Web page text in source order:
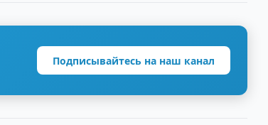
Подписывайтесь на наш канал